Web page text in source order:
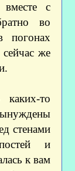
с
во
погонах
же
то
стенами
и
к вам